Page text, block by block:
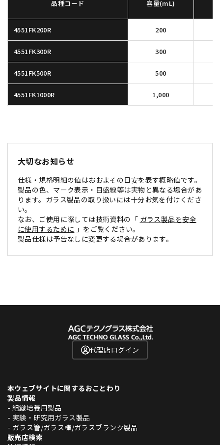
品種コード 容量(mL)
4551FK200R 200
4551FK300R 300
4551FK500R 500
4551FK1000R 1,000
大切なお知らせ
仕様・規格明細の値はおおよその目安を表す概略値です。
製品の色、マーク表示・目盛線等は実物と異なる場合があ
ります。ガラス製品の取り扱いには十分お気を付けくださ
い。
なお、ご使用に際しては技術資料の「 ガラス製品を安全
に使用するために 」をご覧ください。
製品仕様は予告なしに変更する場合があります。
代理店ログイン
本ウェブサイトに関するおことわり
製品情報
- 組織培養用製品
- 実験・研究用ガラス製品
- ガラス管/ガラス棒/ガラスブランク製品
販売店検索